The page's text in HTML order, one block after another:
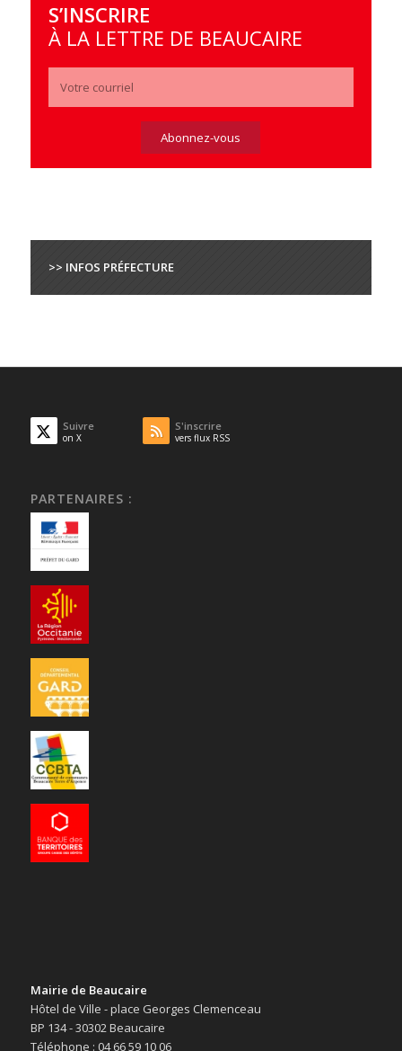
S’INSCRIRE
À LA LETTRE DE BEAUCAIRE
>> INFOS PRÉFECTURE
Suivre
on X
S'inscrire
vers flux RSS
PARTENAIRES :
Mairie de Beaucaire
Hôtel de Ville - place Georges Clemenceau
BP 134 - 30302 Beaucaire
Téléphone : 04 66 59 10 06